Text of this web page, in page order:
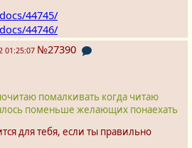
44745/
44746/
01:25:07 №27390
помалкивать когда читаю
поменьше желающих понаехать
для тебя, если ты правильно